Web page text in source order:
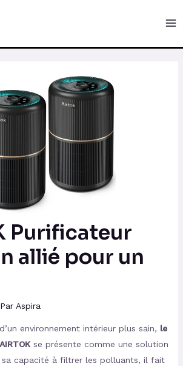
Purificateur
allié pour un
Aspira
environnement intérieur plus sain, le
se présente comme une solution
sa capacité à filtrer les polluants, il fait